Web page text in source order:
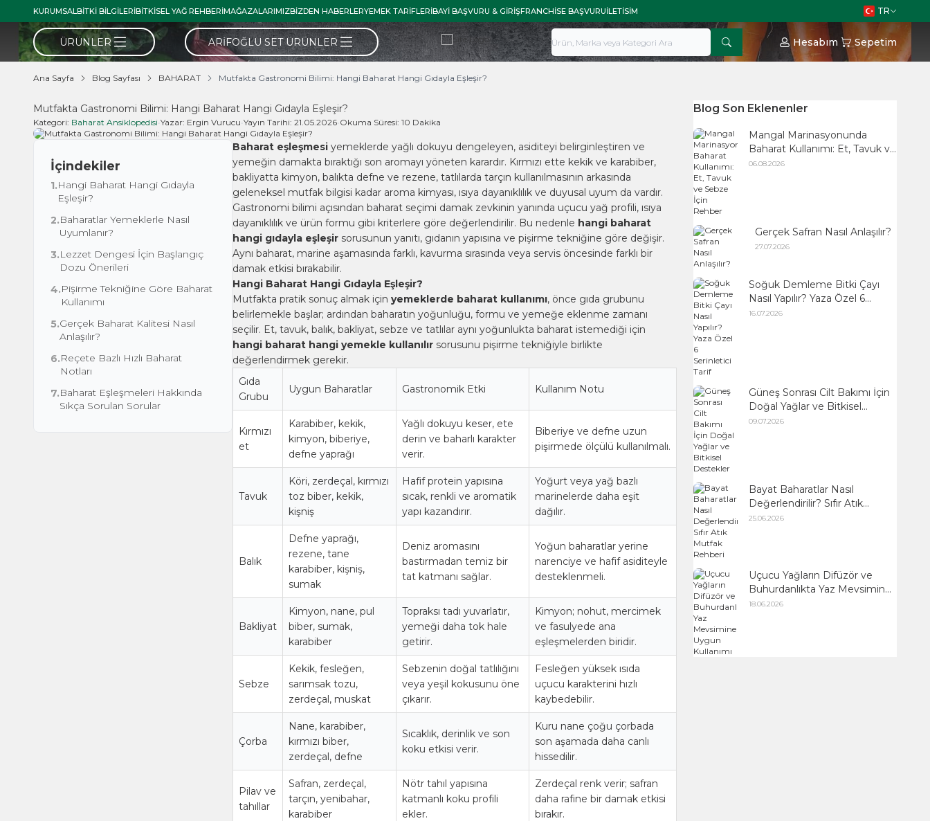
KURUMSALBITKI BILGILERIBITKISEL YAĞ REHBERIMAĞAZALARIMIZBIZDEN HABERLERYEMEK TARIFLERIBAYI BAŞVURU & GIRIŞFRANCHISE BAŞVURUİLETISIM TR
ÜRÜNLER ARIFOĞLU SET ÜRÜNLER Hesabım Sepetim
Ana Sayfa Blog Sayfası BAHARAT Mutfakta Gastronomi Bilimi: Hangi Baharat Hangi Gıdayla Eşleşir?
Mutfakta Gastronomi Bilimi: Hangi Baharat Hangi Gıdayla Eşleşir?
Kategori: Baharat Ansiklopedisi•Yazar: Ergin Vurucu•Yayın Tarihi: 21.05.2026• Okuma Süresi: 10 Dakika
İçindekiler
1.Hangi Baharat Hangi Gıdayla
Eşleşir?
2.Baharatlar Yemeklerle Nasıl
Uyumlanır?
3.Lezzet Dengesi İçin Başlangıç
Dozu Önerileri
4.Pişirme Tekniğine Göre Baharat
Kullanımı
5.Gerçek Baharat Kalitesi Nasıl
Anlaşılır?
6.Reçete Bazlı Hızlı Baharat
Notları
7.Baharat Eşleşmeleri Hakkında
Sıkça Sorulan Sorular
Baharat eşleşmesi yemeklerde yağlı dokuyu dengeleyen, asiditeyi belirginleştiren ve
yemeğin damakta bıraktığı son aromayı yöneten karardır. Kırmızı ette kekik ve karabiber,
bakliyatta kimyon, balıkta defne ve rezene, tatlılarda tarçın kullanılmasının arkasında
geleneksel mutfak bilgisi kadar aroma kimyası, ısıya dayanıklılık ve duyusal uyum da vardır.
Gastronomi bilimi açısından baharat seçimi damak zevkinin yanında uçucu yağ profili, ısıya
dayanıklılık ve ürün formu gibi kriterlere göre değerlendirilir. Bu nedenle hangi baharat
hangi gıdayla eşleşir sorusunun yanıtı, gıdanın yapısına ve pişirme tekniğine göre değişir.
Aynı baharat, marine aşamasında farklı, kavurma sırasında veya servis öncesinde farklı bir
damak etkisi bırakabilir.
Hangi Baharat Hangi Gıdayla Eşleşir?
Mutfakta pratik sonuç almak için yemeklerde baharat kullanımı, önce gıda grubunu
belirlemekle başlar; ardından baharatın yoğunluğu, formu ve yemeğe eklenme zamanı
seçilir. Et, tavuk, balık, bakliyat, sebze ve tatlılar aynı yoğunlukta baharat istemediği için
hangi baharat hangi yemekle kullanılır sorusunu pişirme tekniğiyle birlikte
değerlendirmek gerekir.
Gıda
Grubu
Uygun Baharatlar Gastronomik Etki Kullanım Notu
Kırmızı
et
Karabiber, kekik,
kimyon, biberiye,
defne yaprağı
Yağlı dokuyu keser, ete
derin ve baharlı karakter
verir.
Biberiye ve defne uzun
pişirmede ölçülü kullanılmalı.
Tavuk
Köri, zerdeçal, kırmızı
toz biber, kekik,
kişniş
Hafif protein yapısına
sıcak, renkli ve aromatik
yapı kazandırır.
Yoğurt veya yağ bazlı
marinelerde daha eşit
dağılır.
Balık
Defne yaprağı,
rezene, tane
karabiber, kişniş,
sumak
Deniz aromasını
bastırmadan temiz bir
tat katmanı sağlar.
Yoğun baharatlar yerine
narenciye ve hafif asiditeyle
desteklenmeli.
Bakliyat
Kimyon, nane, pul
biber, sumak,
karabiber
Topraksı tadı yuvarlatır,
yemeği daha tok hale
getirir.
Kimyon; nohut, mercimek
ve fasulyede ana
eşleşmelerden biridir.
Sebze
Kekik, fesleğen,
sarımsak tozu,
zerdeçal, muskat
Sebzenin doğal tatlılığını
veya yeşil kokusunu öne
çıkarır.
Fesleğen yüksek ısıda
uçucu karakterini hızlı
kaybedebilir.
Çorba
Nane, karabiber,
kırmızı biber,
zerdeçal, defne
Sıcaklık, derinlik ve son
koku etkisi verir.
Kuru nane çoğu çorbada
son aşamada daha canlı
hissedilir.
Pilav ve
tahıllar
Safran, zerdeçal,
tarçın, yenibahar,
karabiber
Nötr tahıl yapısına
katmanlı koku profili
ekler.
Zerdeçal renk verir; safran
daha rafine bir damak etkisi
bırakır.
Blog Son Eklenenler
Mangal Marinasyonunda
Baharat Kullanımı: Et, Tavuk ve
Sebze İçin Rehber
06.08.2026
Gerçek Safran Nasıl Anlaşılır?
27.07.2026
Soğuk Demleme Bitki Çayı
Nasıl Yapılır? Yaza Özel 6
Serinletici Tarif
16.07.2026
Güneş Sonrası Cilt Bakımı İçin
Doğal Yağlar ve Bitkisel
Destekler
09.07.2026
Bayat Baharatlar Nasıl
Değerlendirilir? Sıfır Atık
Mutfak Rehberi
25.06.2026
Uçucu Yağların Difüzör ve
Buhurdanlıkta Yaz Mevsimine
Uygun Kullanımı
18.06.2026